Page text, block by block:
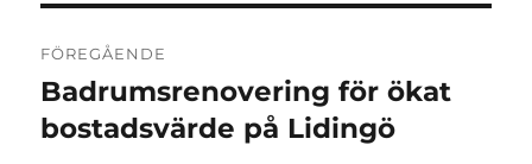
FÖREGÅENDE
Föregående
inlägg:
Badrumsrenovering för ökat
bostadsvärde på Lidingö